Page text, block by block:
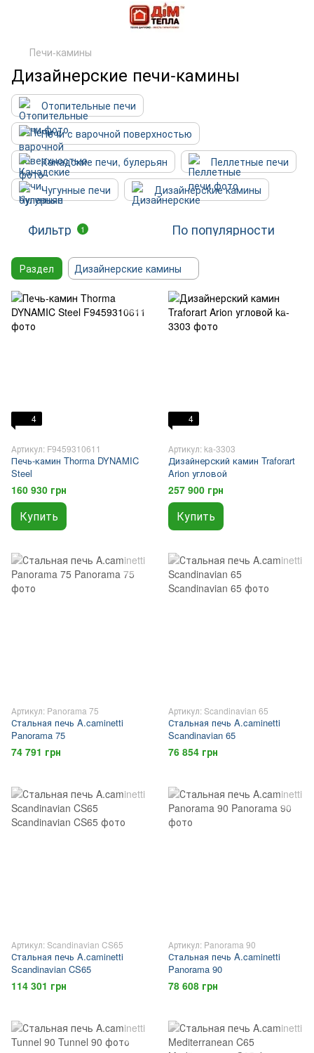
Печи-камины
Дизайнерские печи-камины
Отопительные печи
Печи с варочной поверхностью
Канадские печи, булерьян
Пеллетные печи
Чугунные печи
Дизайнерские камины
Фильтр 1 По популярности
Раздел Дизайнерские камины
4
Артикул: F9459310611
Печь-камин Thorma DYNAMIC
Steel
160 930 грн
Купить
4
Артикул: ka-3303
Дизайнерский камин Traforart
Arion угловой
257 900 грн
Купить
Артикул: Panorama 75
Стальная печь A.caminetti
Panorama 75
74 791 грн
Артикул: Scandinavian 65
Стальная печь A.caminetti
Scandinavian 65
76 854 грн
Артикул: Scandinavian CS65
Стальная печь A.caminetti
Scandinavian CS65
114 301 грн
Артикул: Panorama 90
Стальная печь A.caminetti
Panorama 90
78 608 грн